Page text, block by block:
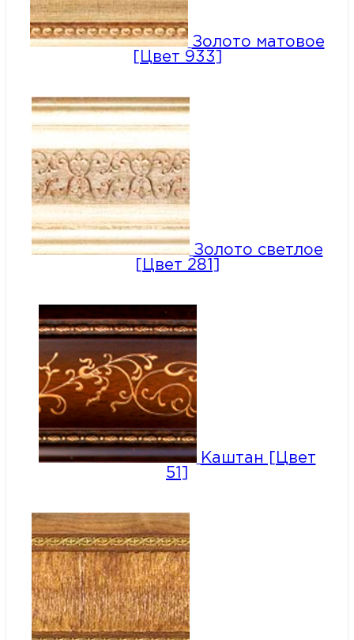
Золото матовое
[Цвет 933]
Золото светлое
[Цвет 281]
Каштан [Цвет
51]